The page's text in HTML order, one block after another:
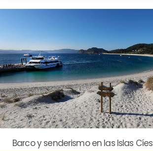
Barco y senderismo en las Islas Cíes